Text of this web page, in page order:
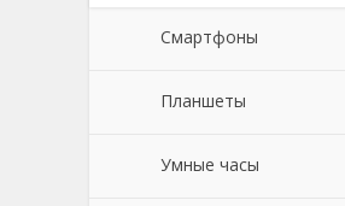
Смартфоны
Планшеты
Умные часы